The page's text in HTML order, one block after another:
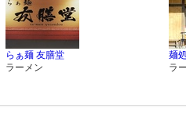
らぁ麺 友膳堂
ラーメン
麺
ラ